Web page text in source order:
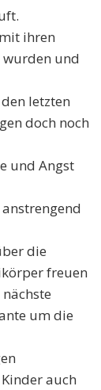
ihren
wurden und
letzten
doch noch
und Angst
die
freuen
um die
auch